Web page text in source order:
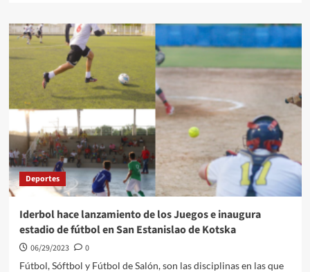
A
32
meses
cárcel,
condenado
exalcalde
de
Zambrano-
Bolívar
Deportes
Iderbol hace lanzamiento de los Juegos e inaugura
estadio de fútbol en San Estanislao de Kotska
06/29/2023
0
Fútbol, Sóftbol y Fútbol de Salón, son las disciplinas en las que